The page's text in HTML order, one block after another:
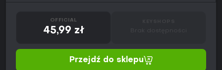
OFFICIAL
45,99 zł Brak dostępności
Przejdź do sklepu